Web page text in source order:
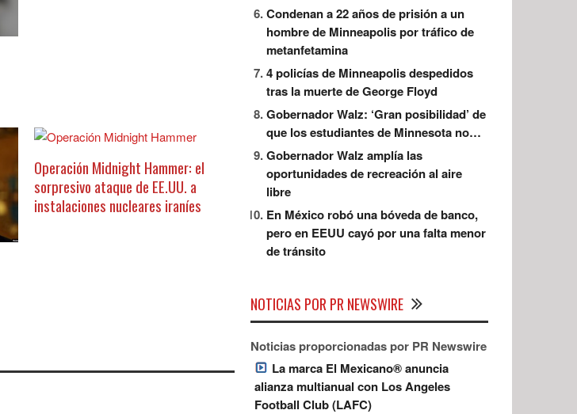
Operación Midnight Hammer: el
sorpresivo ataque de EE.UU. a
instalaciones nucleares iraníes
Condenan a 22 años de prisión a un
hombre de Minneapolis por tráfico de
metanfetamina
4 policías de Minneapolis despedidos
tras la muerte de George Floyd
Gobernador Walz: ‘Gran posibilidad’ de
que los estudiantes de Minnesota no…
Gobernador Walz amplía las
oportunidades de recreación al aire
libre
En México robó una bóveda de banco,
pero en EEUU cayó por una falta menor
de tránsito
NOTICIAS POR PR NEWSWIRE
Noticias proporcionadas por PR Newswire
La marca El Mexicano® anuncia
alianza multianual con Los Angeles
Football Club (LAFC)